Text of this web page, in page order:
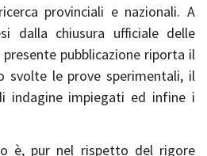
provinciali e nazionali. A
dalla chiusura ufficiale delle
pubblicazione riporta il
svolte le prove sperimentali, il
indagine impiegati ed infine i
è, pur nel rispetto del rigore